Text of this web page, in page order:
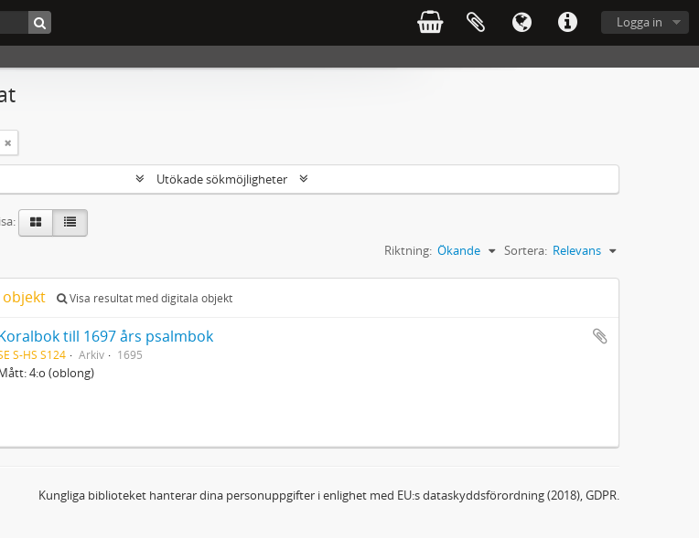
Logga in
Utökade sökmöjligheter
Sortera: Relevans
Riktning: Ökande
Visa resultat med digitala objekt
till 1697 års psalmbok
S-HS S124 Arkiv 1695
4:o (oblong)
Kungliga biblioteket hanterar dina personuppgifter i enlighet med EU:s dataskyddsförordning (2018), GDPR.